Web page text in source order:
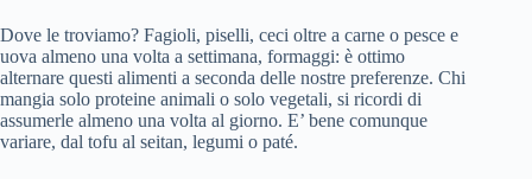
Dove le troviamo? Fagioli, piselli, ceci oltre a carne o pesce e
uova almeno una volta a settimana, formaggi: è ottimo
alternare questi alimenti a seconda delle nostre preferenze. Chi
mangia solo proteine animali o solo vegetali, si ricordi di
assumerle almeno una volta al giorno. E’ bene comunque
variare, dal tofu al seitan, legumi o paté.